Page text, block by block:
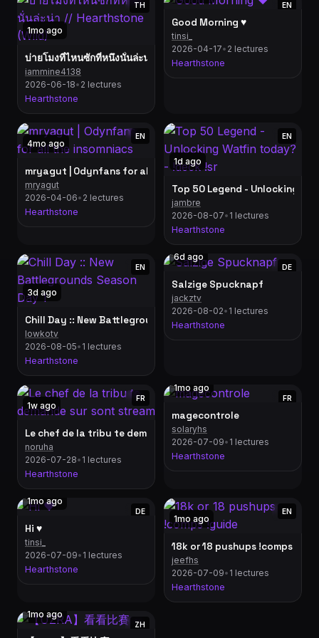
1mo ago
TH
บ่ายโมงที่ไหนซักที่หนึงนั่นล่ะน่า // Hearthstone (Wild)
iammine4138
2026-06-18• 2 lectures
Hearthstone
EN
Good Morning ♥
tinsi_
2026-04-17• 2 lectures
Hearthstone
4mo ago
EN
mryagut | Odynfans for all the insomniacs
mryagut
2026-04-06• 2 lectures
Hearthstone
1d ago
EN
Top 50 Legend - Unlocking
jambre
2026-08-07• 1 lectures
Hearthstone
3d ago
EN
Chill Day :: New Battlegrounds Season Day 1
lowkotv
2026-08-05• 1 lectures
Hearthstone
6d ago
DE
Salzige Spucknapf
jackztv
2026-08-02• 1 lectures
Hearthstone
1w ago
FR
Le chef de la tribu te demande sur sont stream
noruha
2026-07-28• 1 lectures
Hearthstone
1mo ago
FR
magecontrole
solaryhs
2026-07-09• 1 lectures
Hearthstone
1mo ago
DE
Hi ♥
tinsi_
2026-07-09• 1 lectures
Hearthstone
1mo ago
EN
18k or 18 pushups !comps
jeefhs
2026-07-09• 1 lectures
Hearthstone
1mo ago
ZH